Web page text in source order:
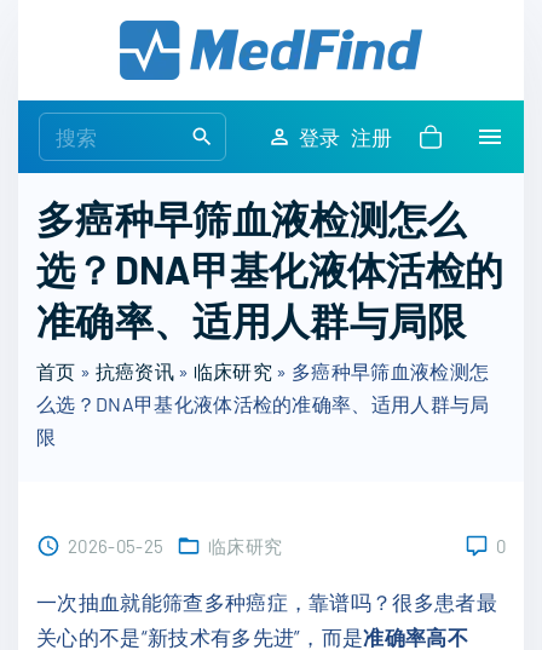
e
r
c
h
f
r
:
登录 注册
多癌种早筛血液检测怎么
选？DNA甲基化液体活检的
准确率、适用人群与局限
首页 » 抗癌资讯» 临床研究 » 多癌种早筛血液检测怎
么选？DNA甲基化液体活检的准确率、适用人群与局
限
2026-05-25 临床研究 0
一次抽血就能筛查多种癌症，靠谱吗？很多患者最
关心的不是“新技术有多先进”，而是准确率高不